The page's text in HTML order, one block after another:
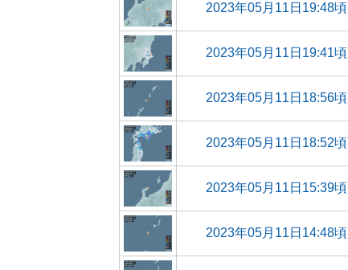
2023年05月11日19:48頃
2023年05月11日19:41頃
2023年05月11日18:56頃
2023年05月11日18:52頃
2023年05月11日15:39頃
2023年05月11日14:48頃